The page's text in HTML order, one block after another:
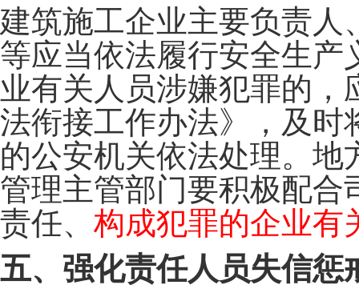
建筑施工企业主要负责
等应当依法履行安全生产
业有关人员涉嫌犯罪的
法衔接工作办法》，及
的公安机关依法处理。 地
管理主管部门要积极配
责任、 构成犯罪的企业有
五、强化责任人员失信惩